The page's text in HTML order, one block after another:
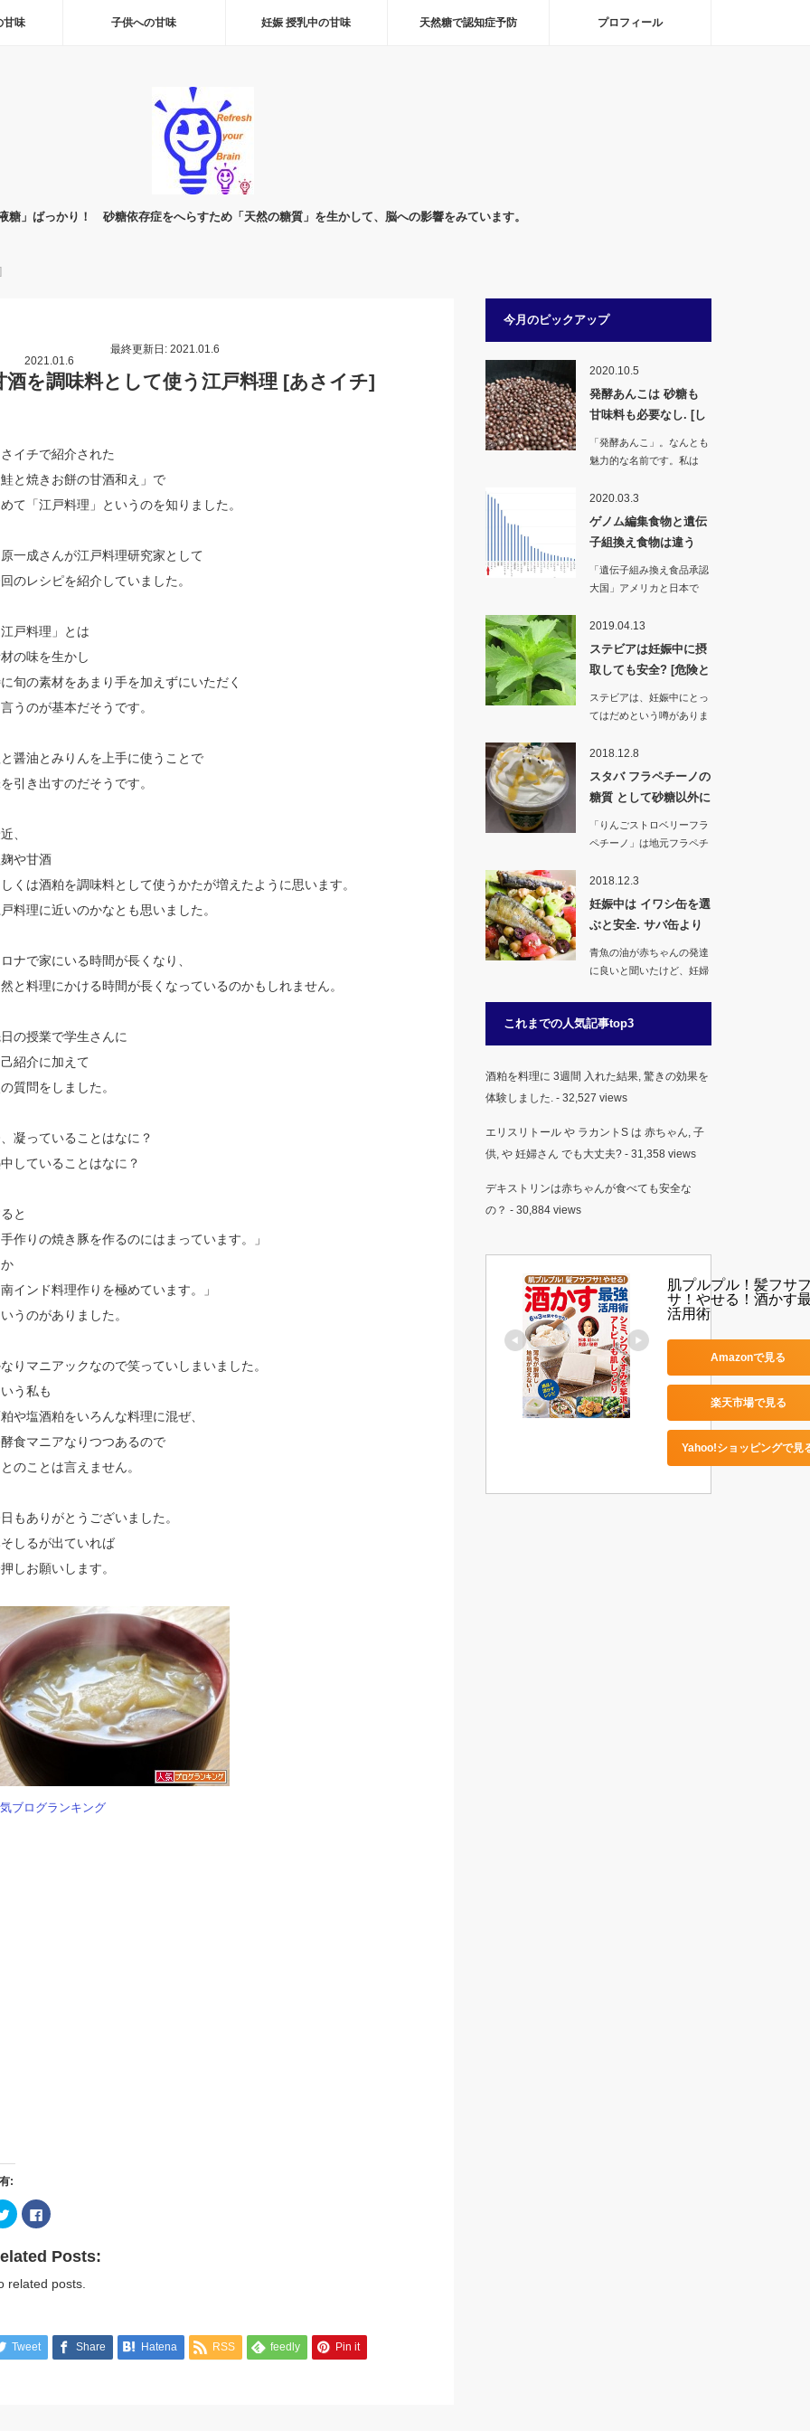
甘味 子供への甘味 妊娠 授乳中の甘味 天然糖で認知症予防 プロフィール
糖」ばっかり！ 砂糖依存症をへらすため「天然の糖質」を生かして、脳への影響をみています。
2021.01.6
最終更新日: 2021.01.6
酒を調味料として使う江戸料理 [あさイチ]
イチで紹介された
と焼きお餅の甘酒和え」で
て「江戸料理」というのを知りました。
一成さんが江戸料理研究家として
のレシピを紹介していました。
戸料理」とは
の味を生かし
旬の素材をあまり手を加えずにいただく
うのが基本だそうです。
醤油とみりんを上手に使うことで
引き出すのだそうです。
、
や甘酒
くは酒粕を調味料として使うかたが増えたように思います。
料理に近いのかなとも思いました。
ナで家にいる時間が長くなり、
と料理にかける時間が長くなっているのかもしれません。
の授業で学生さんに
紹介に加えて
質問をしました。
凝っていることはなに？
していることはなに？
と
作りの焼き豚を作るのにはまっています。」
インド料理作りを極めています。」
うのがありました。
りマニアックなので笑っていしまいました。
う私も
や塩酒粕をいろんな料理に混ぜ、
食マニアなりつつあるので
のことは言えません。
もありがとうございました。
しるが出ていれば
しお願いします。
ブログランキング
:
ク
リ
し
て
Twitter
で
い
ウ
ィ
Facebook
で
す
る
に
は
し
く
Posts:
related posts.
Tweet Share Hatena RSS feedly Pin it
今月のピックアップ
2020.10.5
発酵あんこは 砂糖も
甘味料も必要なし. [し
かし…
「発酵あんこ」。なんとも
魅力的な名前です。私は
2020.03.3
ゲノム編集食物と遺伝
子組換え食物は違う
の? [赤…
「遺伝子組み換え食品承認
大国」アメリカと日本で
2019.04.13
ステビアは妊娠中に摂
取しても安全? [危険と
された…
ステビアは、妊娠中にとっ
てはだめという噂がありま
2018.12.8
スタバ フラペチーノの
糖質 として砂糖以外に
入っ…
「りんごストロベリーフラ
ペチーノ」は地元フラペチ
森…
2018.12.3
妊娠中は イワシ缶を選
ぶと安全. サバ缶より
安心な…
青魚の油が赤ちゃんの発達
に良いと聞いたけど、妊婦
これまでの人気記事top3
酒粕を料理に 3週間 入れた結果, 驚きの効果を
体験しました.- 32,527 views
エリスリトール や ラカントS は 赤ちゃん, 子
供, や 妊婦さん でも大丈夫?- 31,358 views
デキストリンは赤ちゃんが食べても安全な
の？ - 30,884 views
肌プルプル！髪フサ
サ！やせる！酒かす
活用術
Amazonで見る
楽天市場で見る
Yahoo!ショッピングで見